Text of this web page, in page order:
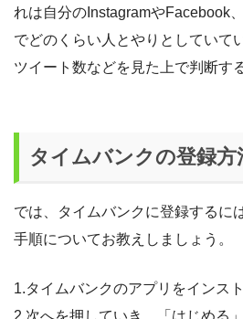
れは自分のInstagramやFacebook
でどのくらい人とやりとしていて
ツイート数などを見た上で判断す
タイムバンクの登録方
では、タイムバンクに登録するに
手順についてお教えしましょう。
1.タイムバンクのアプリをインス
2.次へを押していき、「はじめる